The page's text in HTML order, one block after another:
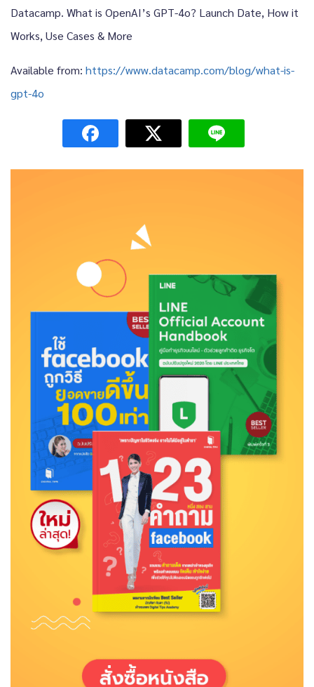
Datacamp. What is OpenAI’s GPT-4o? Launch Date, How it
Works, Use Cases & More
Available from: https://www.datacamp.com/blog/what-is-
gpt-4o